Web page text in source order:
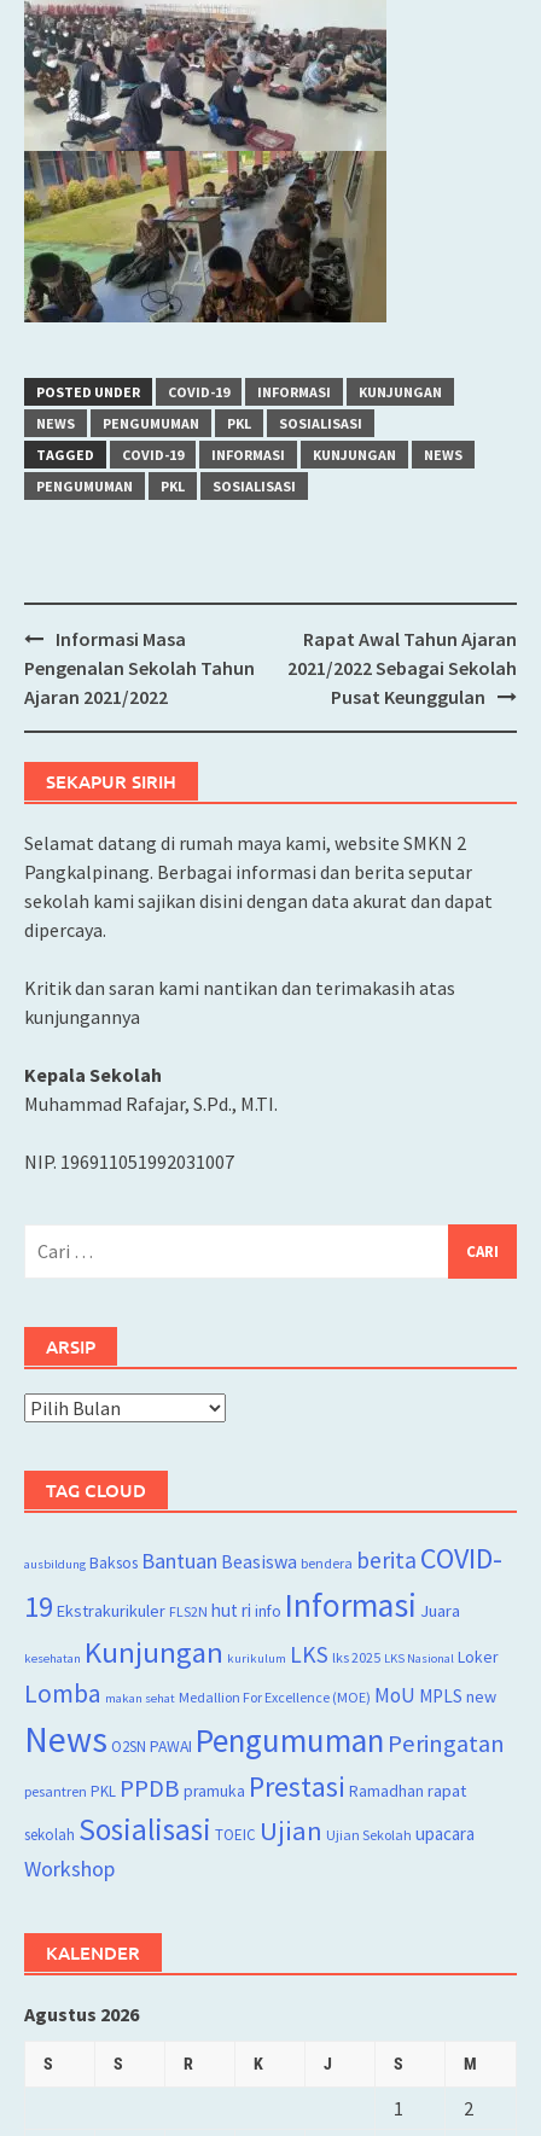
POSTED UNDER COVID-19 INFORMASI
KUNJUNGAN
NEWS
PENGUMUMAN PKL
SOSIALISASI
TAGGED
COVID-19 INFORMASI KUNJUNGAN
NEWS
PENGUMUMAN
PKL SOSIALISASI
Post
navigation
Informasi Masa
Pengenalan Sekolah Tahun
Ajaran 2021/2022
Rapat Awal Tahun Ajaran
2021/2022 Sebagai Sekolah
Pusat Keunggulan
SEKAPUR SIRIH
Selamat datang di rumah maya kami, website SMKN 2
Pangkalpinang. Berbagai informasi dan berita seputar
sekolah kami sajikan disini dengan data akurat dan dapat
dipercaya.
Kritik dan saran kami nantikan dan terimakasih atas
kunjungannya
Kepala Sekolah
Muhammad Rafajar, S.Pd., M.TI.
NIP. 196911051992031007
ARSIP
Arsip
TAG CLOUD
ausbildung Baksos Bantuan Beasiswa bendera berita COVID-
19 Ekstrakurikuler FLS2N hut ri info Informasi Juara
kesehatan Kunjungan kurikulum LKS lks 2025 LKS Nasional Loker
Lomba makan sehat Medallion For Excellence (MOE) MoU MPLS new
News O2SN PAWAI Pengumuman Peringatan
pesantren PKL PPDB pramuka Prestasi Ramadhan rapat
sekolah Sosialisasi TOEIC Ujian Ujian Sekolah upacara
Workshop
KALENDER
Agustus 2026
S S R K J S M
1
2